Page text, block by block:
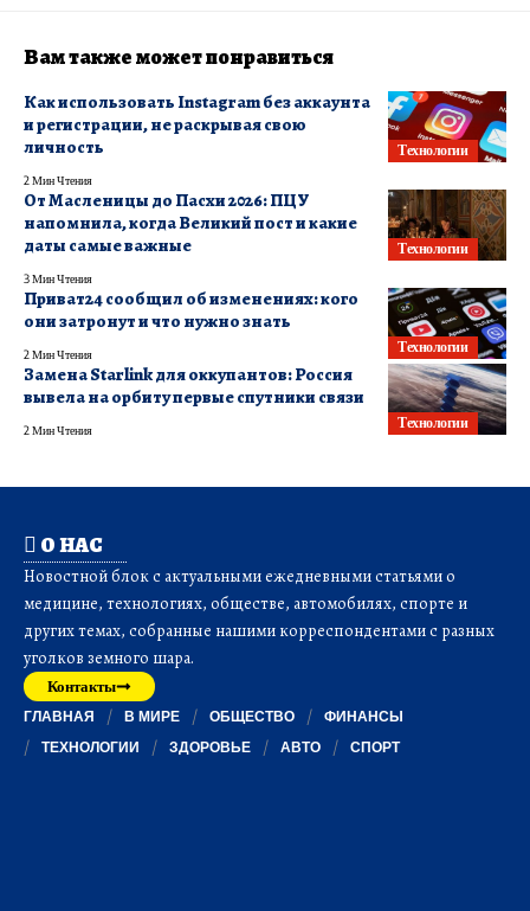
Вам также может понравиться
Технологии
Как использовать Instagram без аккаунта
и регистрации, не раскрывая свою
личность
2 Мин Чтения
Технологии
От Масленицы до Пасхи 2026: ПЦУ
напомнила, когда Великий пост и какие
даты самые важные
3 Мин Чтения
Технологии
Приват24 сообщил об изменениях: кого
они затронут и что нужно знать
2 Мин Чтения
Технологии
Замена Starlink для оккупантов: Россия
вывела на орбиту первые спутники связи
2 Мин Чтения
О НАС
Новостной блок с актуальными ежедневными статьями о
медицине, технологиях, обществе, автомобилях, спорте и
других темах, собранные нашими корреспондентами с разных
уголков земного шара.
Контакты
ГЛАВНАЯ В МИРЕ ОБЩЕСТВО
ФИНАНСЫ
ТЕХНОЛОГИИ
ЗДОРОВЬЕ АВТО СПОРТ